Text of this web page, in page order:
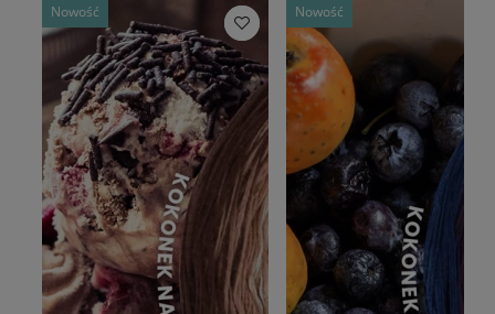
Nowość Nowość